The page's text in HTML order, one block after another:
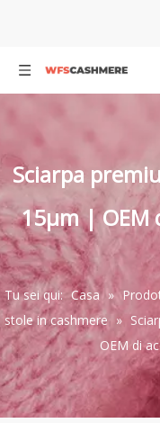
Sciarpa
15μm | OEM
Tu sei qui: Casa »
stole in cashmere »
OEM di